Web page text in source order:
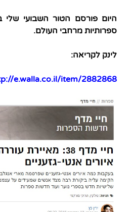
היום פורסם הטור השבועי
ספרותיות מרחבי העולם.
לינק לקריאה:
e.walla.co.il/item/2882868